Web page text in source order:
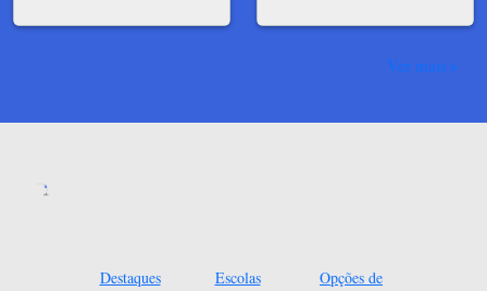
Ver mais
Destaques
Escolas
Opções de